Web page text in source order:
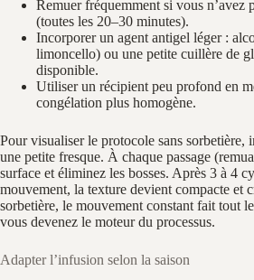
Remuer fréquemment si vous n’avez
(toutes les 20–30 minutes).
Incorporer un agent antigel léger :
limoncello) ou une petite cuillère de
disponible.
Utiliser un récipient peu profond en
congélation plus homogène.
Pour visualiser le protocole sans sorbetière,
une petite fresque. À chaque passage
surface et éliminez les bosses. Après 3 à 4
mouvement, la texture devient compacte et
sorbetière, le mouvement constant fait tout
vous devenez le moteur du processus.
Adapter l’infusion selon la saison